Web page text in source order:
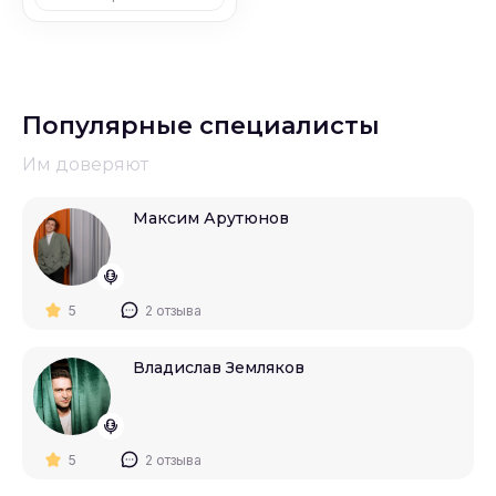
# Организация детского праздника
# Аренда кафе
Популярные специалисты
Им доверяют
Максим Арутюнов
5 2 отзыва
Владислав Земляков
5 2 отзыва